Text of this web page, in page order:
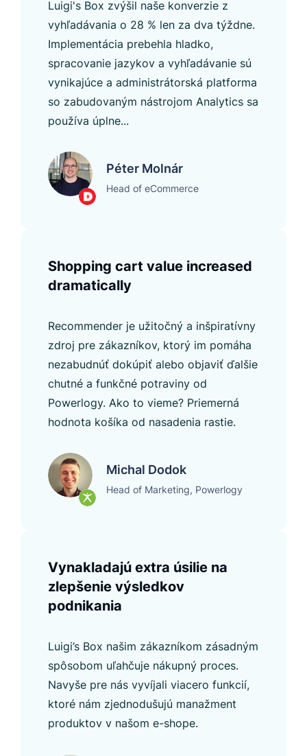
Luigi's Box zvýšil naše konverzie z
vyhľadávania o 28 % len za dva týždne.
Implementácia prebehla hladko,
spracovanie jazykov a vyhľadávanie sú
vynikajúce a administrátorská platforma
so zabudovaným nástrojom Analytics sa
používa úplne...
Péter Molnár
Head of eCommerce
Shopping cart value increased
dramatically
Recommender je užitočný a inšpiratívny
zdroj pre zákazníkov, ktorý im pomáha
nezabudnúť dokúpiť alebo objaviť ďalšie
chutné a funkčné potraviny od
Powerlogy. Ako to vieme? Priemerná
hodnota košíka od nasadenia rastie.
Michal Dodok
Head of Marketing, Powerlogy
Vynakladajú extra úsilie na
zlepšenie výsledkov
podnikania
Luigi’s Box našim zákazníkom zásadným
spôsobom uľahčuje nákupný proces.
Navyše pre nás vyvíjali viacero funkcií,
ktoré nám zjednodušujú manažment
produktov v našom e-shope.